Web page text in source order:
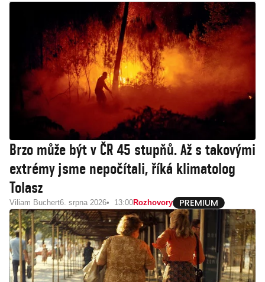
Brzo může být v ČR 45 stupňů. Až s takovými
extrémy jsme nepočítali, říká klimatolog
Tolasz
Viliam Buchert6. srpna 2026 13:00Rozhovory